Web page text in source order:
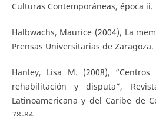
Culturas Contemporáneas, época ii.
Halbwachs, Maurice (2004), La
Prensas Universitarias de Zaragoza.
Hanley, Lisa M. (2008), “Centros
rehabilitación y disputa”,
Latinoamericana y del Caribe de